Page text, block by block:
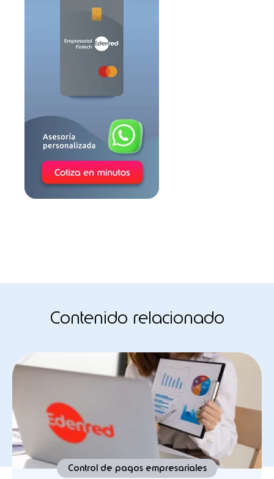
Contenido relacionado
Control de pagos empresariales